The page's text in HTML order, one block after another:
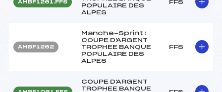
AMBF1261.FFS
POPULAIRE DES
ALPES
FFS
AMBF1262
Manche-Sprint :
COUPE D'ARGENT
TROPHEE BANQUE
POPULAIRE DES
ALPES
FFS
COUPE D'ARGENT
TROPHEE BANQUE